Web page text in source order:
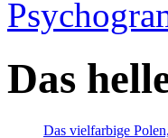
Das
Das vielfarbige